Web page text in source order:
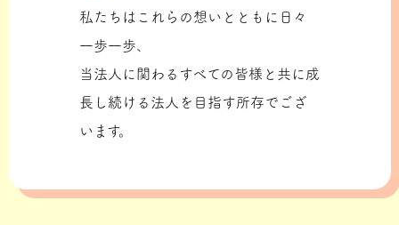
私たちはこれらの想いとともに日々
一歩一歩、
当法人に関わるすべての皆様と共に成
長し続ける法人を目指す所存でござ
います。